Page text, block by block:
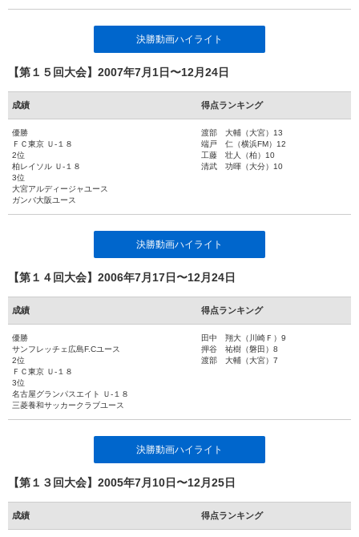
決勝動画ハイライト
【第１５回大会】2007年7月1日〜12月24日
成績 得点ランキング
優勝
ＦＣ東京 Ｕ-１８
2位
柏レイソル Ｕ-１８
3位
大宮アルディージャユース
ガンバ大阪ユース
渡部 大輔（大宮）13
端戸 仁（横浜FM）12
工藤 壮人（柏）10
清武 功暉（大分）10
決勝動画ハイライト
【第１４回大会】2006年7月17日〜12月24日
成績 得点ランキング
優勝
サンフレッチェ広島F.Cユース
2位
ＦＣ東京 Ｕ-１８
3位
名古屋グランパスエイト Ｕ-１８
三菱養和サッカークラブユース
田中 翔大（川崎Ｆ）9
押谷 祐樹（磐田）8
渡部 大輔（大宮）7
決勝動画ハイライト
【第１３回大会】2005年7月10日〜12月25日
成績 得点ランキング